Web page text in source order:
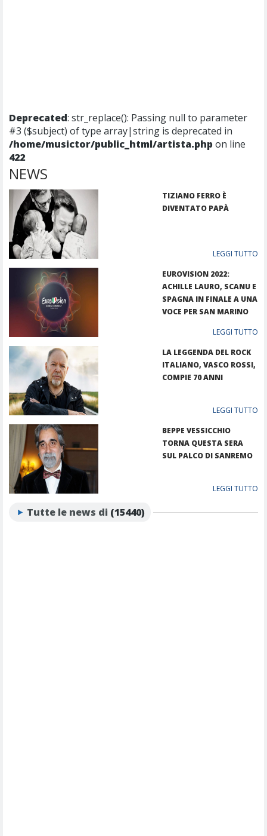
Deprecated: str_replace(): Passing null to parameter
#3 ($subject) of type array|string is deprecated in
/home/musictor/public_html/artista.php on line
422
NEWS
TIZIANO FERRO È
DIVENTATO PAPÀ
LEGGI TUTTO
EUROVISION 2022:
ACHILLE LAURO, SCANU E
SPAGNA IN FINALE A UNA
VOCE PER SAN MARINO
LEGGI TUTTO
LA LEGGENDA DEL ROCK
ITALIANO, VASCO ROSSI,
COMPIE 70 ANNI
LEGGI TUTTO
BEPPE VESSICCHIO
TORNA QUESTA SERA
SUL PALCO DI SANREMO
LEGGI TUTTO
Tutte le news di (15440)